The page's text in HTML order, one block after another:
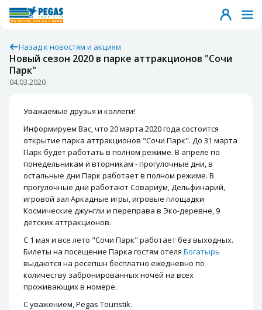
Назад к новостям и акциям
Новый сезон 2020 в парке аттракционов "Сочи
Парк"
04.03.2020
Уважаемые друзья и коллеги!
Информируем Вас, что 20 марта 2020 года состоится
открытие парка аттракционов "Сочи Парк". До 31 марта
Парк будет работать в полном режиме. В апреле по
понедельникам и вторникам - прогулочные дни, в
остальные дни Парк работает в полном режиме. В
прогулочные дни работают Совариум, Дельфинарий,
игровой зал Аркадные игры, игровые площадки
Космические джунгли и переправа в Эко-деревне, 9
детских аттракционов.
С 1 мая и все лето "Сочи Парк" работает без выходных.
Билеты на посещение Парка гостям отеля Богатырь
выдаются на ресепшн бесплатно ежедневно по
количеству забронированных ночей на всех
проживающих в номере.
С уважением, Pegas Touristik.